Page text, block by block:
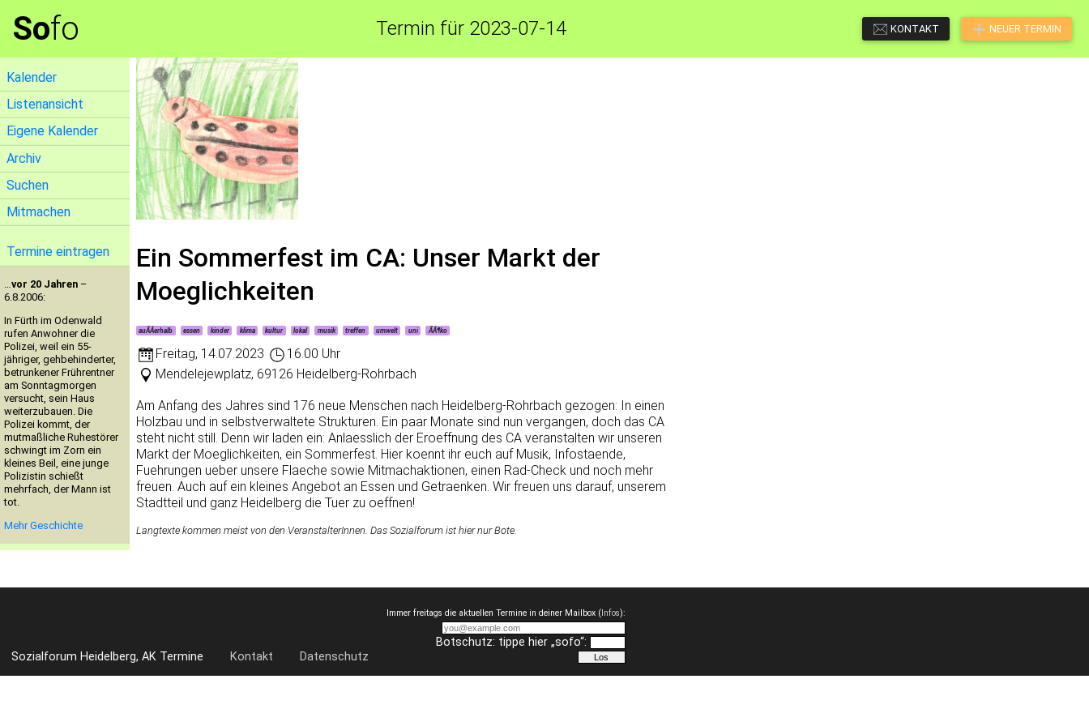
Sofo Termin für 2023-07-14 KONTAKT NEUER TERMIN
Kalender
Listenansicht
Eigene Kalender
Archiv
Suchen
Mitmachen
Termine eintragen
…vor 20 Jahren –
6.8.2006:
In Fürth im Odenwald
rufen Anwohner die
Polizei, weil ein 55-
jähriger, gehbehinderter,
betrunkener Frührentner
am Sonntagmorgen
versucht, sein Haus
weiterzubauen. Die
Polizei kommt, der
mutmaßliche Ruhestörer
schwingt im Zorn ein
kleines Beil, eine junge
Polizistin schießt
mehrfach, der Mann ist
tot.
Mehr Geschichte
Ein Sommerfest im CA: Unser Markt der
Moeglichkeiten
auÃÂerhalb essen kinder klima kultur lokal musik treffen umwelt uni ÃÂ¶ko
Freitag, 14.07.2023
16.00 Uhr
Mendelejewplatz, 69126 Heidelberg-Rohrbach
Am Anfang des Jahres sind 176 neue Menschen nach Heidelberg-Rohrbach gezogen: In einen
Holzbau und in selbstverwaltete Strukturen. Ein paar Monate sind nun vergangen, doch das CA
steht nicht still. Denn wir laden ein: Anlaesslich der Eroeffnung des CA veranstalten wir unseren
Markt der Moeglichkeiten, ein Sommerfest. Hier koennt ihr euch auf Musik, Infostaende,
Fuehrungen ueber unsere Flaeche sowie Mitmachaktionen, einen Rad-Check und noch mehr
freuen. Auch auf ein kleines Angebot an Essen und Getraenken. Wir freuen uns darauf, unserem
Stadtteil und ganz Heidelberg die Tuer zu oeffnen!
Langtexte kommen meist von den VeranstalterInnen. Das Sozialforum ist hier nur Bote.
Sozialforum Heidelberg, AK Termine Kontakt Datenschutz
Immer freitags die aktuellen Termine in deiner Mailbox (Infos):
Botschutz: tippe hier „sofo“: